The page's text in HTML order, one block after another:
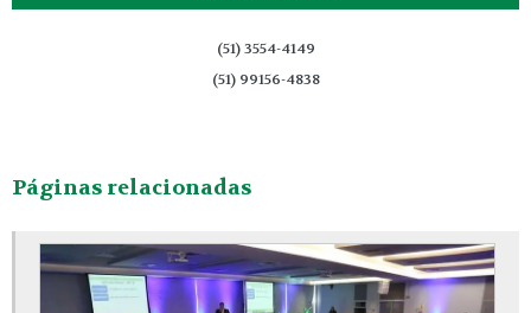
(51) 3554-4149
(51) 99156-4838
Páginas relacionadas